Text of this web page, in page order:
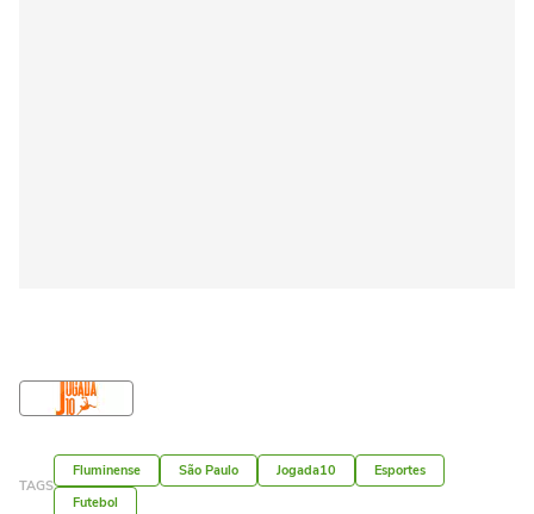
TAGS
Fluminense São Paulo Jogada10
Esportes
Futebol